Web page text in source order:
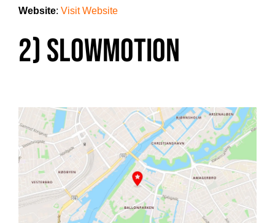
Website: Visit Website
2) Slowmotion